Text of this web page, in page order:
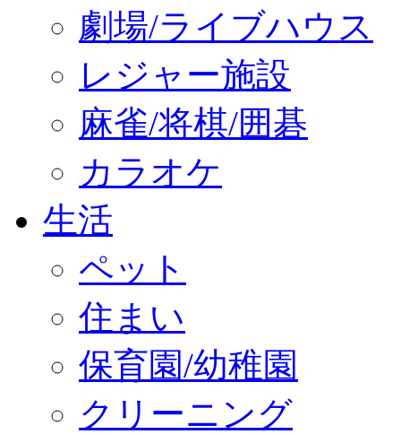
劇場/ライブハウス
レジャー施設
麻雀/将棋/囲碁
カラオケ
生活
ペット
住まい
保育園/幼稚園
クリーニング